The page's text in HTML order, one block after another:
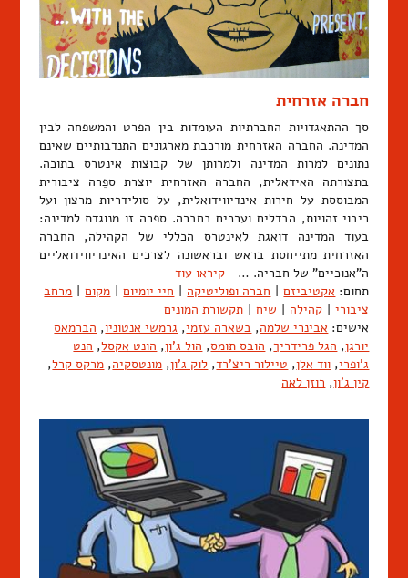
חברה אזרחית
סך ההתאגדויות החברתיות העומדות בין הפרט והמשפחה לבין
המדינה. החברה האזרחית מורכבת מארגונים התנדבותיים שאינם
נתונים למרות המדינה ולמרותן של קבוצות אינטרס בתוכה.
בתצורתה האידאלית, החברה האזרחית יוצרת ספֵרה ציבורית
המבוססת על חירות אינדיווידואלית, על סולידריות מרצון ועל
ריבוי זהויות, הבדלים וערכים בחברה. ספרה זו מנוגדת למדינה:
בעוד המדינה דואגת לאינטרס הכללי של הקהילה, החברה
האזרחית מתייחסת בראש ובראשונה לצרכים האינדיווידואליים
ה"אנוכיים" של חבריה. … קיראו עוד
תחום: אקטיביזם | חברה ופוליטיקה | חיי יומיום | מקום | מרחב
ציבורי | קהילה | שיח | תקשורת המונים
אישים: אבינרי שלמה, בשארה עזמי, גרמשי אנטוניו, הברמאס
יורגן, הגל פרידריך, הובס תומס, הול ג'ון, הונט אקסל, הנט
ג'ופרי, ווד אלן, טיילור ריצ'רד, לוק ג'ון, מונטסקיה, מרקס קרל,
קין ג'ון, רוזן לאה